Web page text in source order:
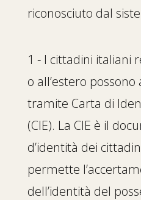
riconosciuto dal
1 - I cittadini italiani
o all’estero possono
tramite Carta di
(CIE). La CIE è il
d’identità dei
permette
dell’identità del